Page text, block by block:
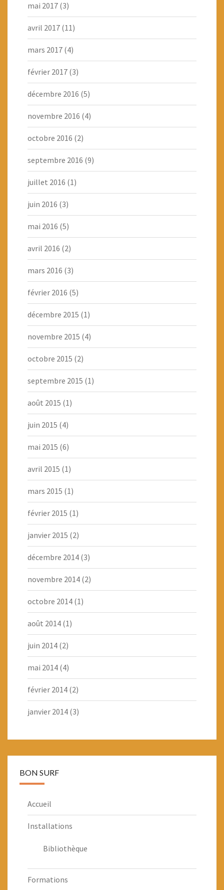
mai 2017 (3)
avril 2017 (11)
mars 2017 (4)
février 2017 (3)
décembre 2016 (5)
novembre 2016 (4)
octobre 2016 (2)
septembre 2016 (9)
juillet 2016 (1)
juin 2016 (3)
mai 2016 (5)
avril 2016 (2)
mars 2016 (3)
février 2016 (5)
décembre 2015 (1)
novembre 2015 (4)
octobre 2015 (2)
septembre 2015 (1)
août 2015 (1)
juin 2015 (4)
mai 2015 (6)
avril 2015 (1)
mars 2015 (1)
février 2015 (1)
janvier 2015 (2)
décembre 2014 (3)
novembre 2014 (2)
octobre 2014 (1)
août 2014 (1)
juin 2014 (2)
mai 2014 (4)
février 2014 (2)
janvier 2014 (3)
BON SURF
Accueil
Installations
Bibliothèque
Formations